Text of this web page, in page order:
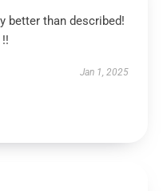
better than described!
Jan 1, 2025